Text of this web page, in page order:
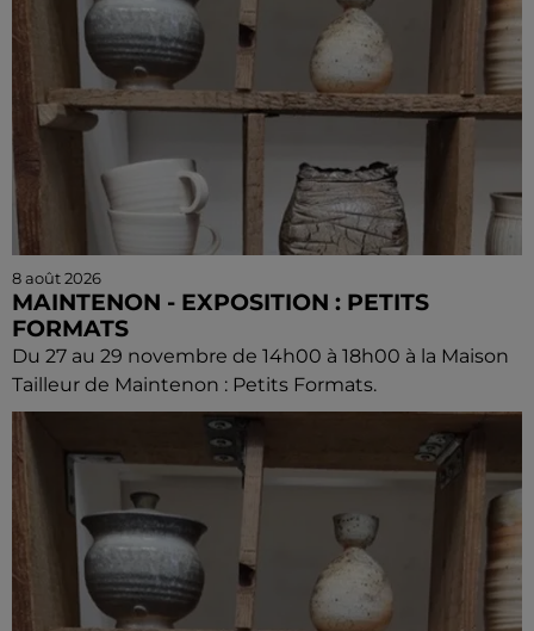
8 août 2026
MAINTENON - EXPOSITION : PETITS
FORMATS
Du 27 au 29 novembre de 14h00 à 18h00 à la Maison
Tailleur de Maintenon : Petits Formats.